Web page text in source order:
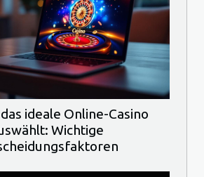
ideale Online-Casino
Wichtige